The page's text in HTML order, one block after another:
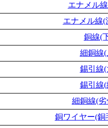
エナメル
エナメル線(
銅線(
細銅線(
錫引線(
錫引線(
細銅線(劣
銅ワイヤー(銅